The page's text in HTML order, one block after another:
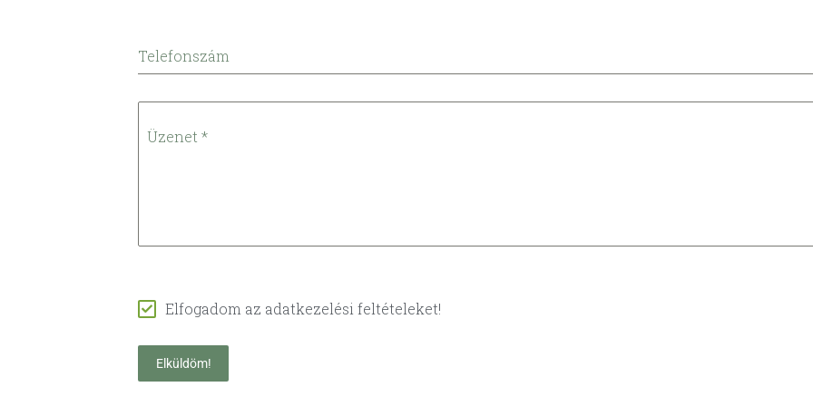
Telefonszám
Üzenet *
Elfogadom az adatkezelési feltételeket!
Elküldöm!